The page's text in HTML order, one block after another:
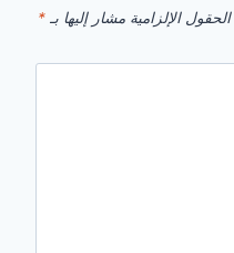
الحقول الإلزامية مشار إليها بـ *